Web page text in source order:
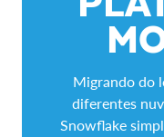
Migrando do
diferentes
Snowflake